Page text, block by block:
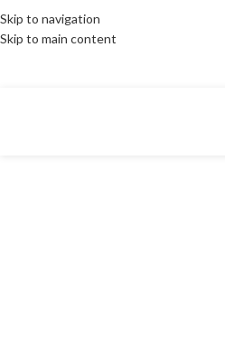
Skip to navigation
Skip to main content